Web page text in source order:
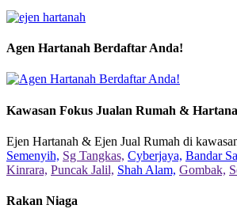
Agen Hartanah Berdaftar Anda!
Kawasan Fokus Jualan Rumah &
Ejen Hartanah & Ejen Jual Rumah di
Semenyih, Sg Tangkas, Cyberjaya, Bandar
Kinrara, Puncak Jalil, Shah Alam, Gombak,
Rakan Niaga